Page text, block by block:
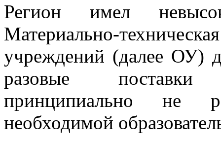
Регион имел
Материально-
учреждений (далее ОУ)
разовые поставки
принципиально не
необходимой